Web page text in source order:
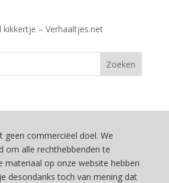
kikkertje – Verhaaltjes.net
geen commerciëel doel. We
om alle rechthebbenden te
materiaal op onze website hebben
desondanks toch van mening dat